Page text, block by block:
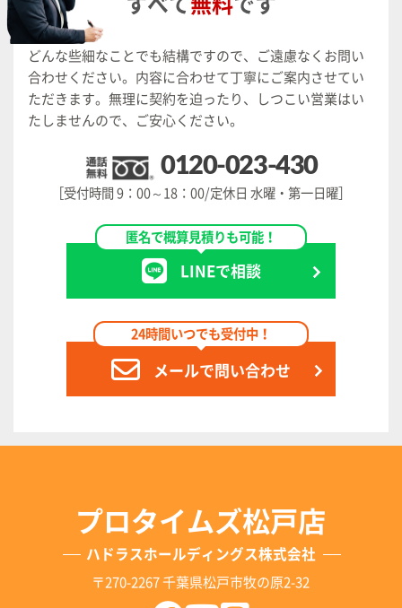
すべて無料です
どんな些細なことでも結構ですので、ご遠慮なくお問い
合わせください。 内容に合わせて丁寧にご案内させてい
ただきます。 無理に契約を迫ったり、しつこい営業はい
たしませんので、ご安心ください。
0120-023-430
［受付時間 9：00～18：00/定休日 水曜・第一日曜］
匿名で概算見積りも可能！
LINEで相談
24時間いつでも受付中！
メールで問い合わせ
プロタイムズ松戸店
ハドラスホールディングス株式会社
〒270-2267 千葉県松戸市牧の原2-32